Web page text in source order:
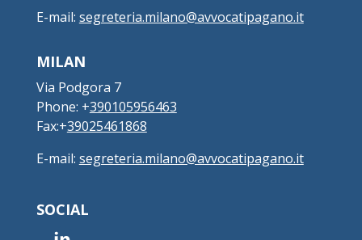
E-mail: segreteria.milano@avvocatipagano.it
MILAN
Via Podgora 7
Phone: +390105956463
Fax:+39025461868
E-mail: segreteria.milano@avvocatipagano.it
SOCIAL